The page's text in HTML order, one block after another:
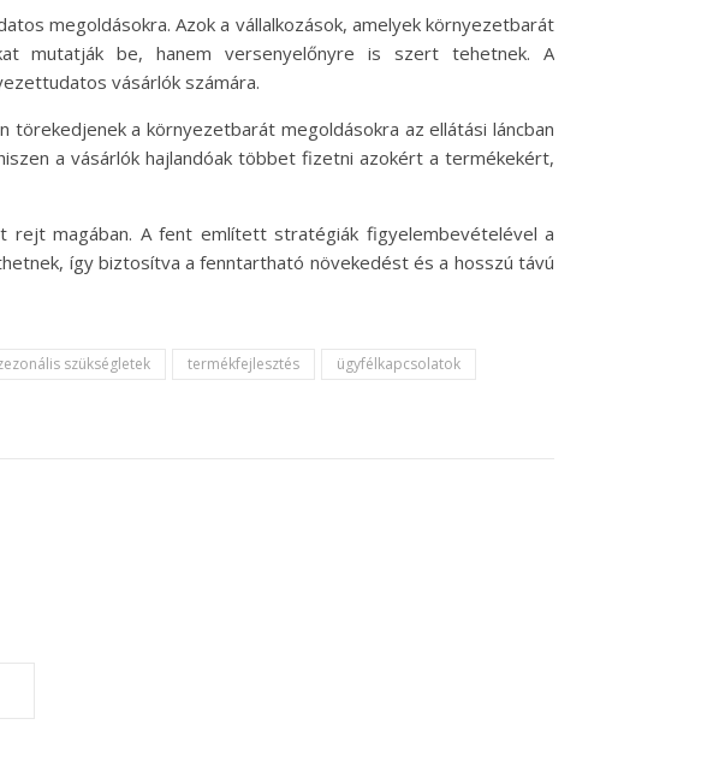
megoldásokra. Azok a vállalkozások, amelyek környezetbarát
mutatják be, hanem versenyelőnyre is szert tehetnek. A
vásárlók számára.
törekedjenek a környezetbarát megoldásokra az ellátási láncban
a vásárlók hajlandóak többet fizetni azokért a termékekért,
rejt magában. A fent említett stratégiák figyelembevételével a
így biztosítva a fenntartható növekedést és a hosszú távú
szükségletek termékfejlesztés
ügyfélkapcsolatok